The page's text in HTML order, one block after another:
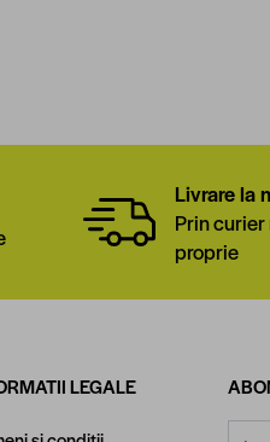
Livrare la
Prin
proprie
LEGALE